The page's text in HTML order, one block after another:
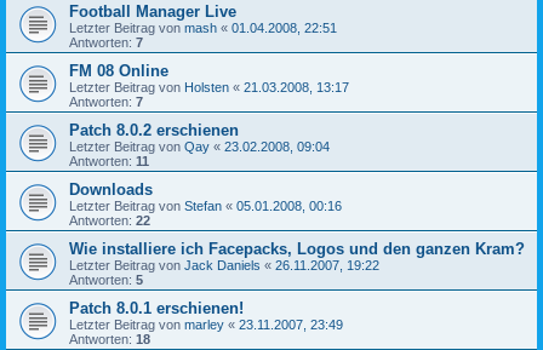
Football Manager Live
Letzter Beitrag von mash « 01.04.2008, 22:51
Antworten: 7
FM 08 Online
Letzter Beitrag von Holsten « 21.03.2008, 13:17
Antworten: 7
Patch 8.0.2 erschienen
Letzter Beitrag von Qay « 23.02.2008, 09:04
Antworten: 11
Downloads
Letzter Beitrag von Stefan « 05.01.2008, 00:16
Antworten: 22
Wie installiere ich Facepacks, Logos und den ganzen Kram?
Letzter Beitrag von Jack Daniels « 26.11.2007, 19:22
Antworten: 5
Patch 8.0.1 erschienen!
Letzter Beitrag von marley « 23.11.2007, 23:49
Antworten: 18